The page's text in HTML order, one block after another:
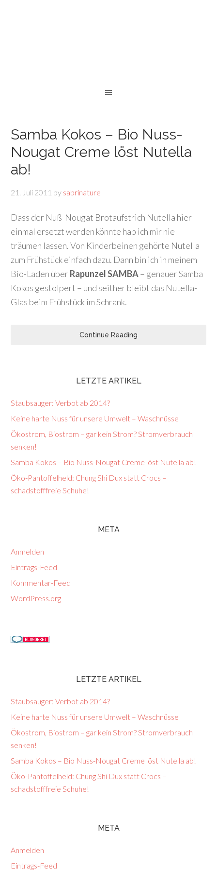
Samba Kokos – Bio Nuss-
Nougat Creme löst Nutella
ab!
21. Juli 2011 by sabrinature
Dass der Nuß-Nougat Brotaufstrich Nutella hier
einmal ersetzt werden könnte hab ich mir nie
träumen lassen. Von Kinderbeinen gehörte Nutella
zum Frühstück einfach dazu. Dann bin ich in meinem
Bio-Laden überRapunzel SAMBA– genauer Samba
Kokos gestolpert – und seither bleibt das Nutella-
Glas beim Frühstück im Schrank.
Continue Reading
LETZTE ARTIKEL
Staubsauger: Verbot ab 2014?
Keine harte Nuss für unsere Umwelt – Waschnüsse
Ökostrom, Biostrom – gar kein Strom? Stromverbrauch
senken!
Samba Kokos – Bio Nuss-Nougat Creme löst Nutella ab!
Öko-Pantoffelheld: Chung Shi Dux statt Crocs –
schadstofffreie Schuhe!
META
Anmelden
Eintrags-Feed
Kommentar-Feed
WordPress.org
LETZTE ARTIKEL
Staubsauger: Verbot ab 2014?
Keine harte Nuss für unsere Umwelt – Waschnüsse
Ökostrom, Biostrom – gar kein Strom? Stromverbrauch
senken!
Samba Kokos – Bio Nuss-Nougat Creme löst Nutella ab!
Öko-Pantoffelheld: Chung Shi Dux statt Crocs –
schadstofffreie Schuhe!
META
Anmelden
Eintrags-Feed